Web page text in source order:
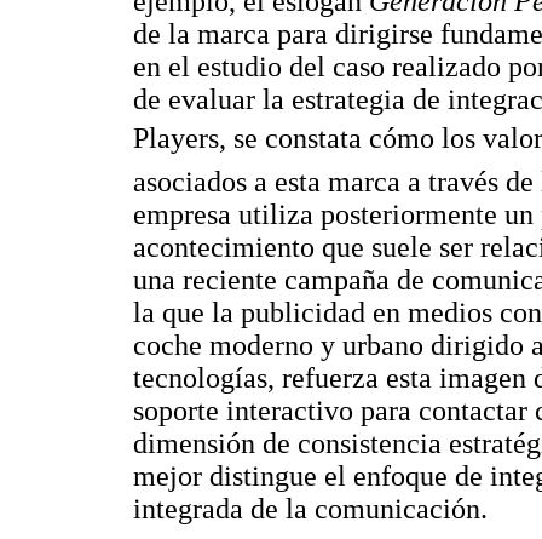
de la marca para dirigirse
en el estudio del caso realizado
de evaluar la estrategia de
Players, se constata cómo los
asociados a esta marca a través
empresa utiliza posteriormente
acontecimiento que suele ser
una reciente campaña de
la que la publicidad en medios
coche moderno y urbano dirigido
tecnologías, refuerza esta
soporte interactivo para contactar
dimensión de consistencia
mejor distingue el enfoque de
integrada de la comunicación.